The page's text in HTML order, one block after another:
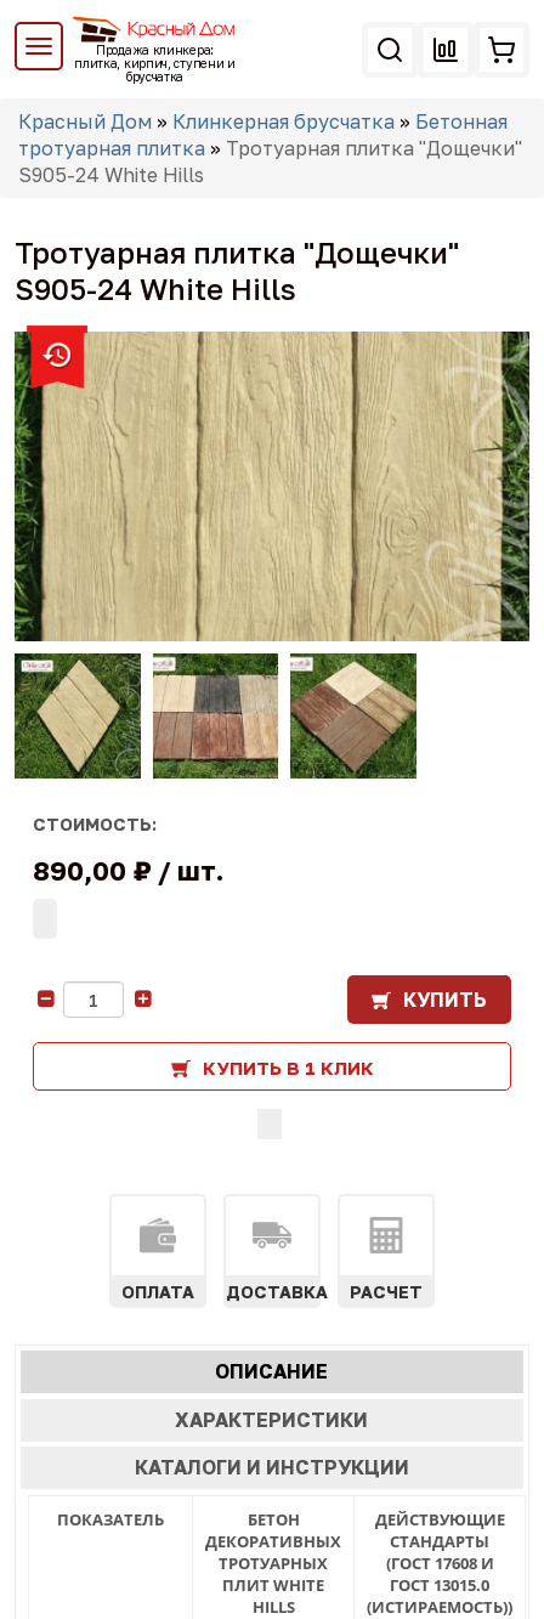
Перейти
основному
Продажа клинкера:
плитка, кирпич, ступени и
брусчатка
Вы
здесь
Красный Дом » Клинкерная брусчатка » Бетонная
тротуарная плитка » Тротуарная плитка "Дощечки"
S905-24 White Hills
Тротуарная плитка "Дощечки"
S905-24 White Hills
СТОИМОСТЬ:
890,00 ₽ шт.
КУПИТЬ
КУПИТЬ В 1 КЛИК
ОПЛАТА ДОСТАВКА РАСЧЕТ
Характеристики
табы
ОПИСАНИЕ
ВКЛАДКА)
ХАРАКТЕРИСТИКИ
КАТАЛОГИ И ИНСТРУКЦИИ
ПОКАЗАТЕЛЬ
БЕТОН
ДЕКОРАТИВНЫХ
ТРОТУАРНЫХ
ПЛИТ WHITE
HILLS
ДЕЙСТВУЮЩИЕ
СТАНДАРТЫ
(ГОСТ 17608 И
ГОСТ 13015.0
(ИСТИРАЕМОСТЬ))